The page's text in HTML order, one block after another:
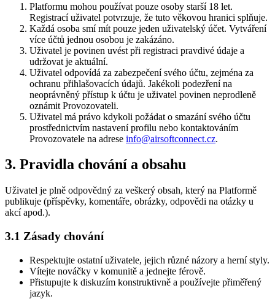
Platformu mohou používat pouze osoby starší 18 let.
Registrací uživatel potvrzuje, že tuto věkovou hranici splňuje.
Každá osoba smí mít pouze jeden uživatelský účet. Vytváření
více účtů jednou osobou je zakázáno.
Uživatel je povinen uvést při registraci pravdivé údaje a
udržovat je aktuální.
Uživatel odpovídá za zabezpečení svého účtu, zejména za
ochranu přihlašovacích údajů. Jakékoli podezření na
neoprávněný přístup k účtu je uživatel povinen neprodleně
oznámit Provozovateli.
Uživatel má právo kdykoli požádat o smazání svého účtu
prostřednictvím nastavení profilu nebo kontaktováním
Provozovatele na adrese info@airsoftconnect.cz.
3. Pravidla chování a obsahu
Uživatel je plně odpovědný za veškerý obsah, který na Platformě
publikuje (příspěvky, komentáře, obrázky, odpovědi na otázky u
akcí apod.).
3.1 Zásady chování
Respektujte ostatní uživatele, jejich různé názory a herní styly.
Vítejte nováčky v komunitě a jednejte férově.
Přistupujte k diskuzím konstruktivně a používejte přiměřený
jazyk.